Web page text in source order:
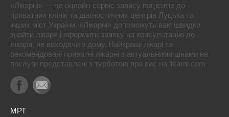
«Лікарні» — це онлайн-сервіс запису пацієнтів до
приватних клінік та діагностичних центрів Луцька та
інших міст України. «Лікарні» допоможуть вам швидко
знайти лікаря і оформити заявку на консультацію до
лікаря, не виходячи з дому. Найкращі лікарі та
рекомендовані приватні лікарні з актуальними цінами на
послуги представлені з турботою про вас на likarni.com
МРТ